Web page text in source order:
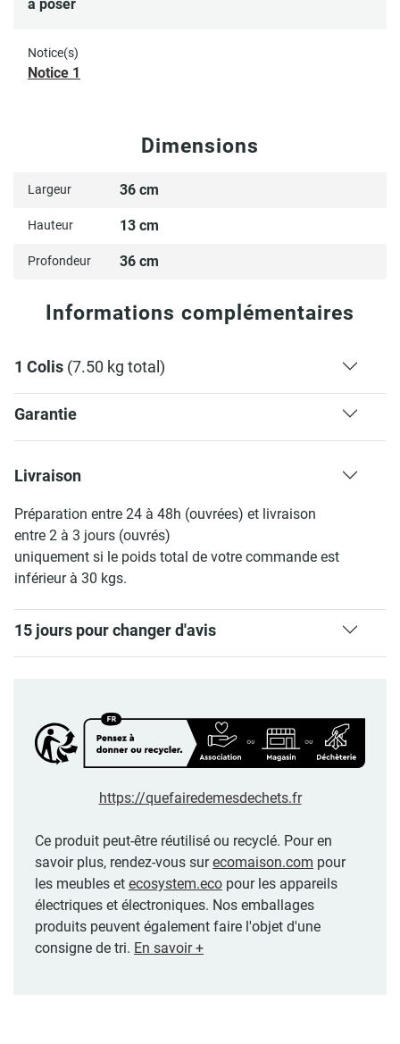
à poser
Notice(s)
Notice 1
Dimensions
Largeur 36 cm
Hauteur 13 cm
Profondeur 36 cm
Informations complémentaires
1 Colis (7.50 kg total)
Garantie
Livraison
Préparation entre 24 à 48h (ouvrées) et livraison
entre 2 à 3 jours (ouvrés)
uniquement si le poids total de votre commande est
inférieur à 30 kgs.
15 jours pour changer d'avis
https://quefairedemesdechets.fr
Ce produit peut-être réutilisé ou recyclé. Pour en
savoir plus, rendez-vous surecomaison.com pour
les meubles et ecosystem.eco pour les appareils
électriques et électroniques. Nos emballages
produits peuvent également faire l'objet d'une
consigne de tri. En savoir +